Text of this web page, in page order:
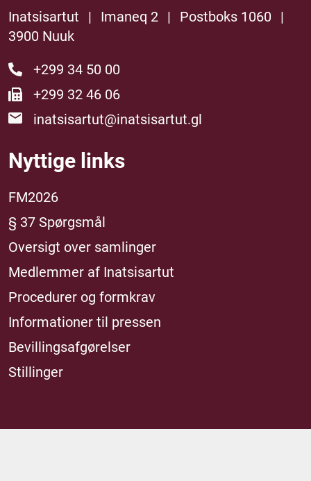
Inatsisartut | Imaneq 2 | Postboks 1060
|
3900 Nuuk
+299 34 50 00
+299 32 46 06
inatsisartut@inatsisartut.gl
Nyttige links
FM2026
§ 37 Spørgsmål
Oversigt over samlinger
Medlemmer af Inatsisartut
Procedurer og formkrav
Informationer til pressen
Bevillingsafgørelser
Stillinger